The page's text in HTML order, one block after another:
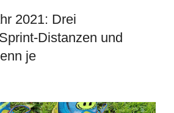
2021: Drei
Distanzen und
je